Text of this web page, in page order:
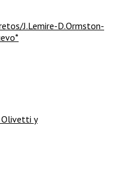
J.Lemire-D.Ormston-
Olivetti y